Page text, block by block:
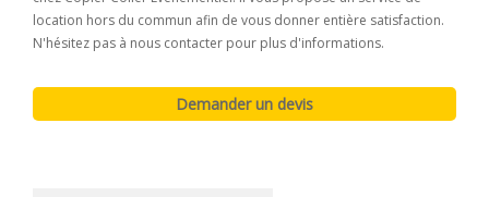
location hors du commun afin de vous donner entière satisfaction.
N'hésitez pas à nous contacter pour plus d'informations.